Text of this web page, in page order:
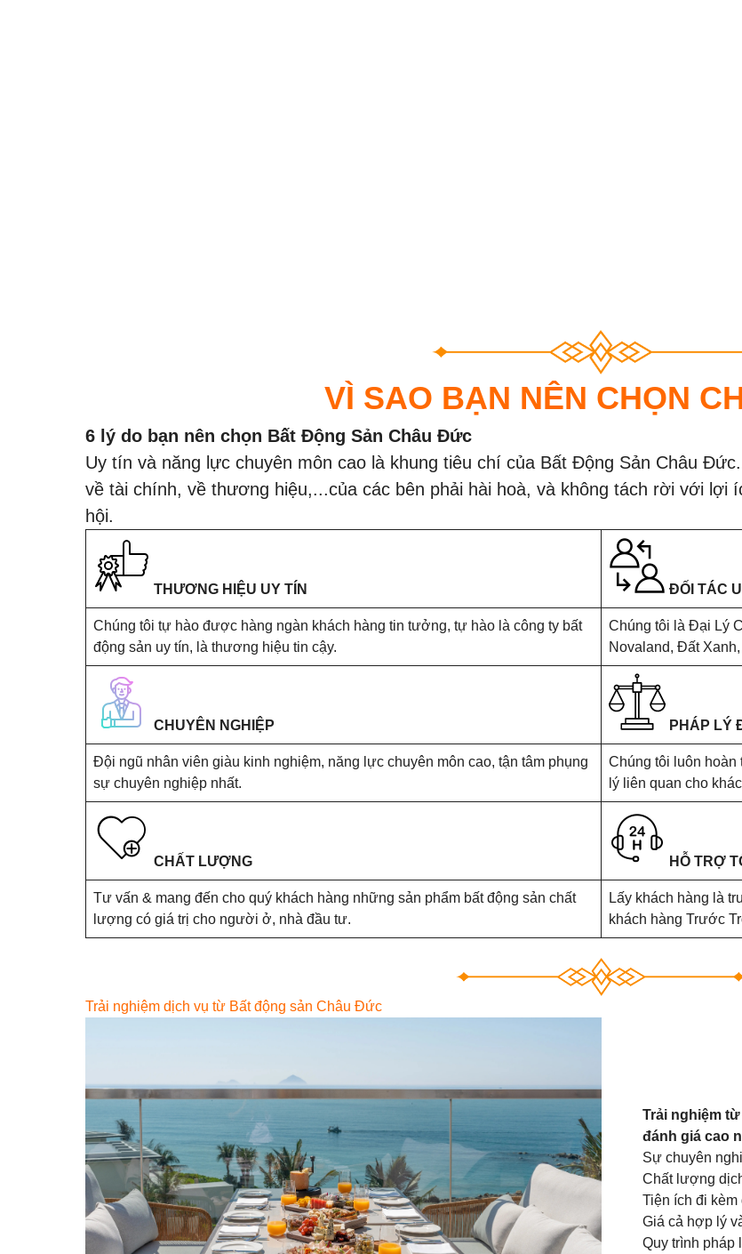
VÌ SAO BẠN NÊN CHỌN
6 lý do bạn nên chọn Bất Động Sản Châu Đức
Uy tín và năng lực chuyên môn cao là khung tiêu chí của Bất Động Sản Châu
về tài chính, về thương hiệu,...của các bên phải hài hoà, và không tách rời với lợi
hội.
THƯƠNG HIỆU UY TÍN ĐỐI TÁC
Chúng tôi tự hào được hàng ngàn khách hàng tin tưởng, tự hào là công ty bất
động sản uy tín, là thương hiệu tin cậy.
Chúng tôi là Đại Lý
Novaland, Đất
CHUYÊN NGHIỆP PHÁP LÝ
Đội ngũ nhân viên giàu kinh nghiệm, năng lực chuyên môn cao, tận tâm phụng
sự chuyên nghiệp nhất.
Chúng tôi luôn hoàn
lý liên quan cho
CHẤT LƯỢNG HỖ TRỢ
Tư vấn & mang đến cho quý khách hàng những sản phẩm bất động sản chất
lượng có giá trị cho người ở, nhà đầu tư.
Lấy khách hàng là
khách hàng Trước
Trải nghiệm dịch vụ từ Bất động sản Châu Đức
Trải nghiệm
đánh giá cao
Sự chuyên
Chất lượng
Tiện ích đi
Giá cả hợp lý
Quy trình pháp
HOÀN THÀNH
0835182528 -
0819151818